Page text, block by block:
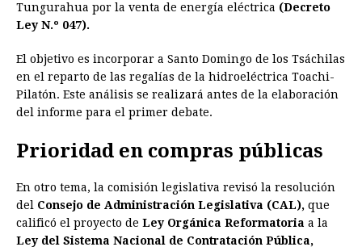
Tungurahua por la venta de energía eléctrica (Decreto
Ley N.º 047).
El objetivo es incorporar a Santo Domingo de los Tsáchilas
en el reparto de las regalías de la hidroeléctrica Toachi-
Pilatón. Este análisis se realizará antes de la elaboración
del informe para el primer debate.
Prioridad en compras públicas
En otro tema, la comisión legislativa revisó la resolución
del Consejo de Administración Legislativa (CAL), que
calificó el proyecto de Ley Orgánica Reformatoria a la
Ley del Sistema Nacional de Contratación Pública,